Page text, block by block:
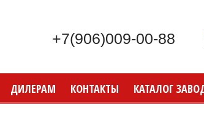
+7(906)009-00-88
ДИЛЕРАМ КОНТАКТЫ КАТАЛОГ